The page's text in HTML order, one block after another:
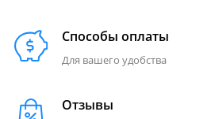
Способы оплаты
Для вашего удобства
Отзывы